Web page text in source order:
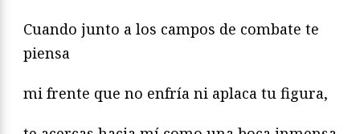
Cuando junto a los campos de combate te
piensa
mi frente que no enfría ni aplaca tu figura,